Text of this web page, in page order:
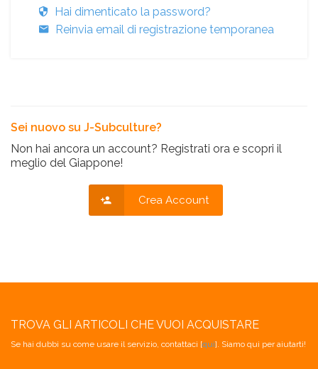
Hai dimenticato la password?
Reinvia email di registrazione temporanea
Sei nuovo su J-Subculture?
Non hai ancora un account? Registrati ora e scopri il
meglio del Giappone!
Crea Account
TROVA GLI ARTICOLI CHE VUOI ACQUISTARE
Se hai dubbi su come usare il servizio, contattaci [qui]. Siamo qui per aiutarti!